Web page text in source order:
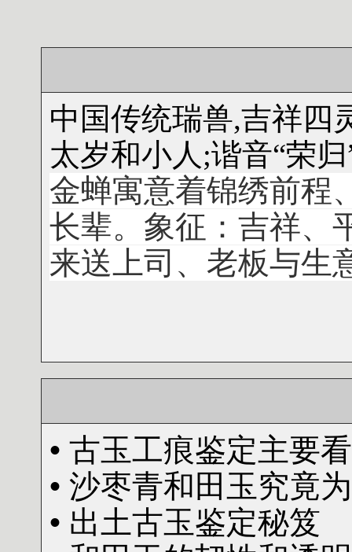
中国传统瑞兽,吉祥四
太岁和小人;谐音“荣
金蝉寓意着锦绣前程
长辈。象征：吉祥、
来送上司、老板与生
• 古玉工痕鉴定主要
• 沙枣青和田玉究竟
• 出土古玉鉴定秘笈